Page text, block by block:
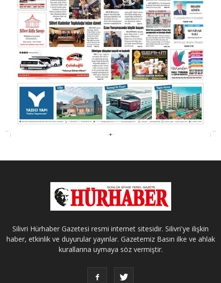
Silivri Hürhaber Gazetesi resmi internet sitesidir. Silivri'ye ilişkin
haber, etkinlik ve duyurular yayınlar. Gazetemiz Basın ilke ve ahlak
kurallarına uymaya söz vermiştir.